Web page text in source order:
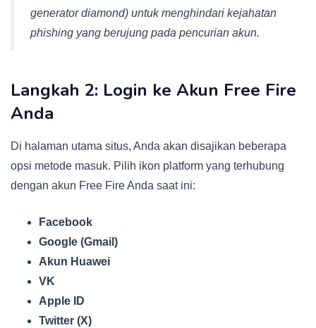
generator diamond) untuk menghindari kejahatan
phishing yang berujung pada pencurian akun.
Langkah 2: Login ke Akun Free Fire
Anda
Di halaman utama situs, Anda akan disajikan beberapa
opsi metode masuk. Pilih ikon platform yang terhubung
dengan akun Free Fire Anda saat ini:
Facebook
Google (Gmail)
Akun Huawei
VK
Apple ID
Twitter (X)